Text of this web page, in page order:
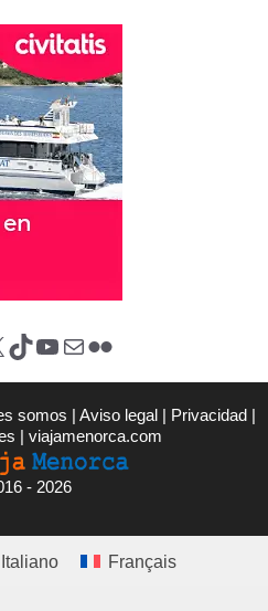
TikTok YouTube Correo electrónico Flickr
somos | Aviso legal | Privacidad |
| viajamenorca.com
- 2026
Italiano Français